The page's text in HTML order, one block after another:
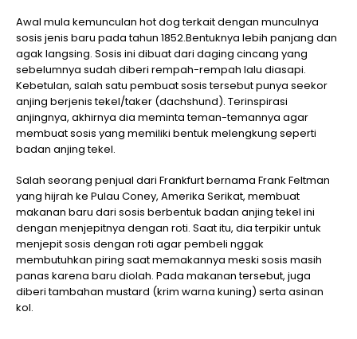
Awal mula kemunculan hot dog terkait dengan munculnya
sosis jenis baru pada tahun 1852.Bentuknya lebih panjang dan
agak langsing. Sosis ini dibuat dari daging cincang yang
sebelumnya sudah diberi rempah-rempah lalu diasapi.
Kebetulan, salah satu pembuat sosis tersebut punya seekor
anjing berjenis tekel/taker (dachshund). Terinspirasi
anjingnya, akhirnya dia meminta teman-temannya agar
membuat sosis yang memiliki bentuk melengkung seperti
badan anjing tekel.
Salah seorang penjual dari Frankfurt bernama Frank Feltman
yang hijrah ke Pulau Coney, Amerika Serikat, membuat
makanan baru dari sosis berbentuk badan anjing tekel ini
dengan menjepitnya dengan roti. Saat itu, dia terpikir untuk
menjepit sosis dengan roti agar pembeli nggak
membutuhkan piring saat memakannya meski sosis masih
panas karena baru diolah. Pada makanan tersebut, juga
diberi tambahan mustard (krim warna kuning) serta asinan
kol.